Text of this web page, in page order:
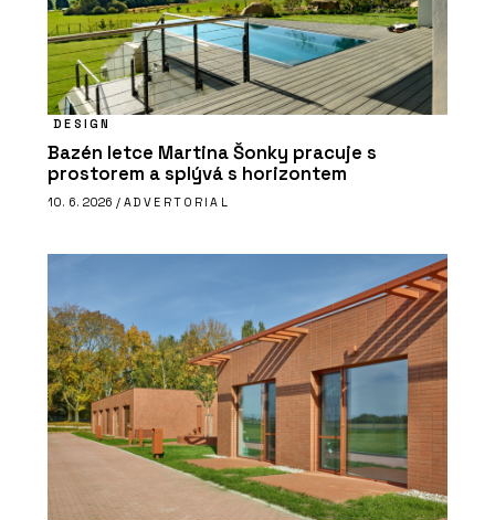
DESIGN
Bazén letce Martina Šonky pracuje s
prostorem a splývá s horizontem
10. 6. 2026 / ADVERTORIAL